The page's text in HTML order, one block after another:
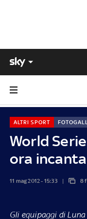
World
ora
ALTRI SPORT
11 mag 2012 - 15:33 8
Gli equipaggi di